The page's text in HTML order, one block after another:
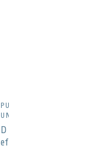
PUBLICACIONES,
UNCATEGORIZED
D
ef